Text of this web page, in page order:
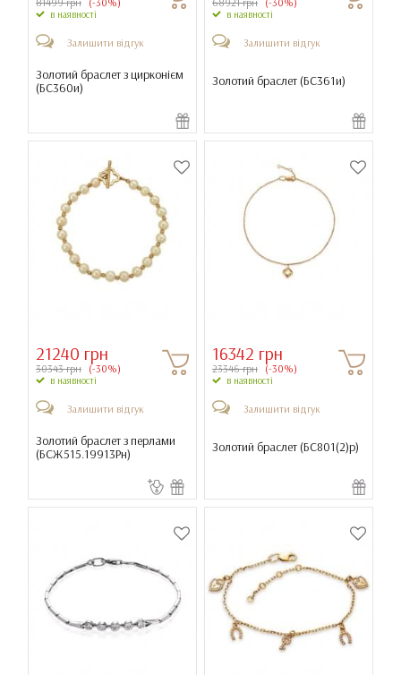
в наявності
Залишити відгук
Золотий браслет з цирконієм
(БС360и)
в наявності
Залишити відгук
Золотий браслет (БС361и)
21240 грн
30343 грн (-30%)
в наявності
Залишити відгук
Золотий браслет з перлами
(БСЖ515.19913Рн)
16342 грн
23346 грн (-30%)
в наявності
Залишити відгук
Золотий браслет (БС801(2)р)